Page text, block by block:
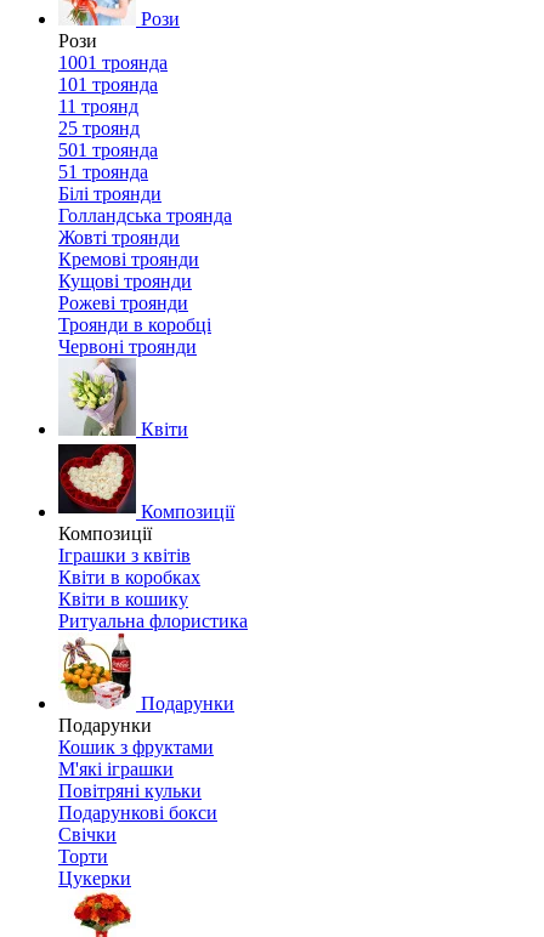
Рози
Рози
1001 троянда
101 троянда
11 троянд
25 троянд
501 троянда
51 троянда
Білі троянди
Голландська троянда
Жовті троянди
Кремові троянди
Кущові троянди
Рожеві троянди
Троянди в коробці
Червоні троянди
Квіти
Композиції
Композиції
Іграшки з квітів
Квіти в коробках
Квіти в кошику
Ритуальна флористика
Подарунки
Подарунки
Кошик з фруктами
М'які іграшки
Повітряні кульки
Подарункові бокси
Свічки
Торти
Цукерки